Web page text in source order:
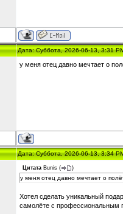
Дата: Суббота, 2026-06-13, 3:31
у меня отец давно мечтает о
Дата: Суббота, 2026-06-13, 3:34
Цитата Bunis ( )
у меня отец давно мечтает о
Хотел сделать уникальный
самолёте с профессиональным